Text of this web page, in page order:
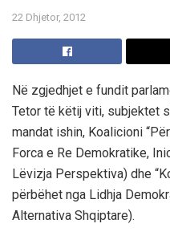
22 Dhjetor, 2012
Në zgjedhjet e fundit
Tetor të këtij viti, subjektet
mandat ishin, Koalicioni
Forca e Re Demokratike,
Lëvizja Perspektiva) dhe
përbëhet nga Lidhja
Alternativa Shqiptare).